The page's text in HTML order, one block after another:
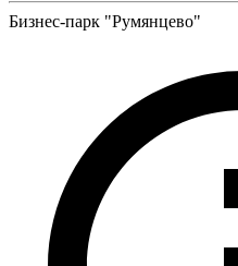
Бизнес-парк "Румянцево"